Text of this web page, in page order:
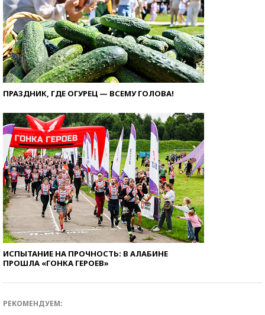
ПРАЗДНИК, ГДЕ ОГУРЕЦ — ВСЕМУ ГОЛОВА!
ИСПЫТАНИЕ НА ПРОЧНОСТЬ: В АЛАБИНЕ
ПРОШЛА «ГОНКА ГЕРОЕВ»
РЕКОМЕНДУЕМ: